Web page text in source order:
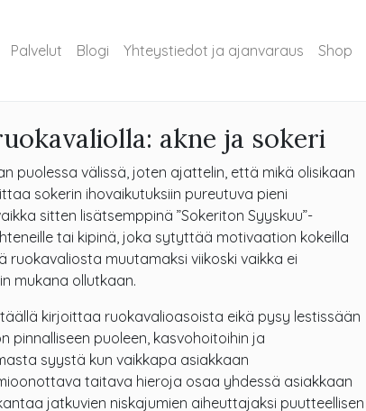
Palvelut Blogi Yhteystiedot ja ajanvaraus Shop
akne ja sokeri
puolessa välissä, joten ajattelin, että mikä olisikaan
sokerin ihovaikutuksiin pureutuva pieni
sitten lisätsemppinä ”Sokeriton Syyskuu”-
tai kipinä, joka sytyttää motivaation kokeilla
ruokavaliosta muutamaksi viikoski vaikka ei
mukana ollutkaan.
kirjoittaa ruokavalioasoista eikä pysy lestissään
pinnalliseen puoleen, kasvohoitoihin ja
syystä kun vaikkapa asiakkaan
taitava hieroja osaa yhdessä asiakkaan
jatkuvien niskajumien aiheuttajaksi puutteellisen